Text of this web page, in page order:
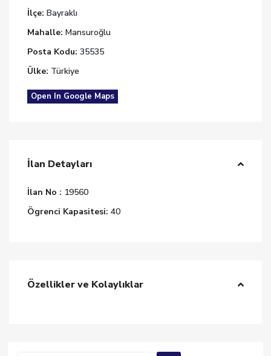
İlçe: Bayraklı
Mahalle: Mansuroğlu
Posta Kodu: 35535
Ülke: Türkiye
Open In Google Maps
İlan Detayları
İlan No : 19560
Ögrenci Kapasitesi: 40
Özellikler ve Kolaylıklar